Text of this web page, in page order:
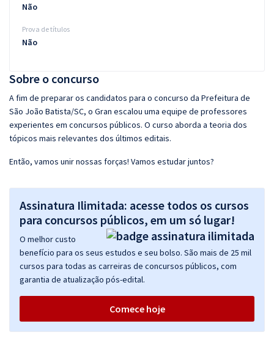
Sobre o concurso
A fim de preparar os candidatos para o concurso da Prefeitura de
São João Batista/SC, o Gran escalou uma equipe de professores
experientes em concursos públicos. O curso aborda a teoria dos
tópicos mais relevantes dos últimos editais.
Então, vamos unir nossas forças! Vamos estudar juntos?
Assinatura Ilimitada: acesse todos os cursos
para concursos públicos, em um só lugar!
O melhor custo
benefício para os seus estudos e seu bolso. São mais de 25 mil
cursos para todas as carreiras de concursos públicos, com
garantia de atualização pós-edital.
Comece hoje
Não
Prova de títulos
Não